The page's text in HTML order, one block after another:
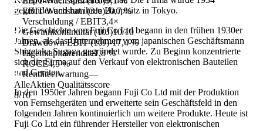
EBIT-Wachstum (3Je)20,7 %
Verschuldung / EBIT3,4×
Gewinnkontinuität (10J)10/10
Drawdown EBIT (10J)-17,4 %
Eigenkapitalrendite1,8 %
ROCE4,5 %
Renditeerwartung—
AlleAktien Qualitätsscore
8/10
gegründet und hat ihren Hauptsitz in Tokyo.
Die Geschichte von Fuji Co Ltd begann in den frühen 1930er
Jahren, als das Unternehmen vom japanischen Geschäftsmann
Shigetaka Sugaya gegründet wurde. Zu Beginn konzentrierte
sich die Firma auf den Verkauf von elektronischen Bauteilen
und Geräten.
In den 1950er Jahren begann Fuji Co Ltd mit der Produktion
von Fernsehgeräten und erweiterte sein Geschäftsfeld in den
folgenden Jahren kontinuierlich um weitere Produkte. Heute ist
Fuji Co Ltd ein führender Hersteller von elektronischen